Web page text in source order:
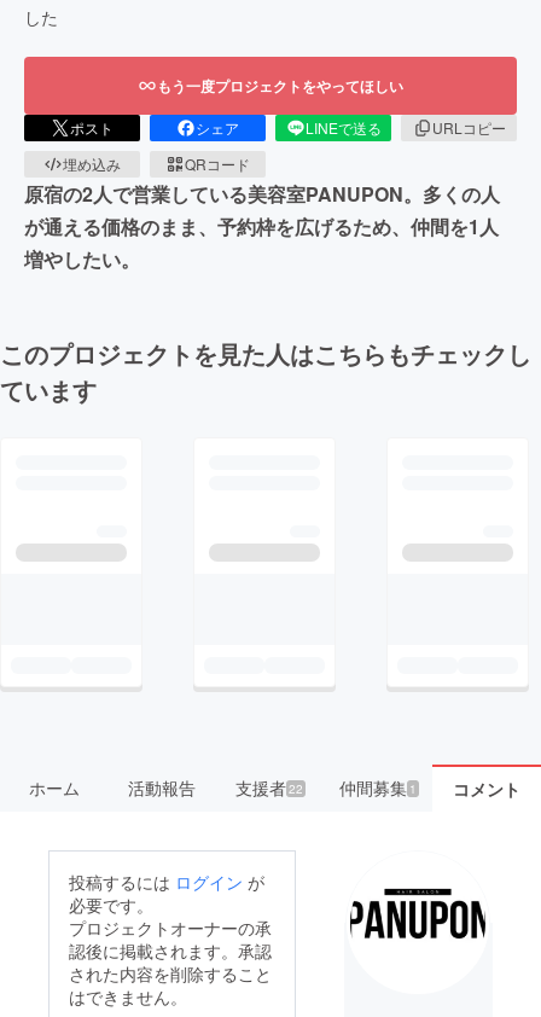
した
もう一度プロジェクトをやってほしい
ポスト シェア LINEで送る
URLコピー
埋め込み
QRコード
原宿の2人で営業している美容室PANUPON。多くの人
が通える価格のまま、予約枠を広げるため、仲間を1人
増やしたい。
このプロジェクトを見た人はこちらもチェックし
ています
ホーム 活動報告 支援者 22 仲間募集 1 コメント
投稿するには ログイン が
必要です。
プロジェクトオーナーの承
認後に掲載されます。承認
された内容を削除すること
はできません。